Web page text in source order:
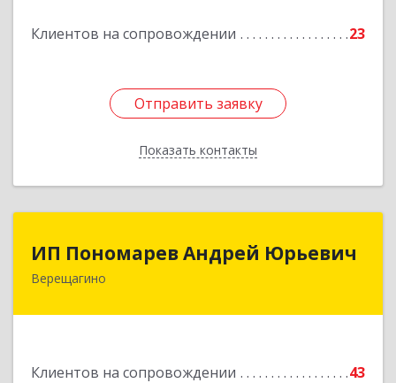
Клиентов на сопровождении 23
Отправить заявку
Показать контакты
Подробнее
Отправить заявку
Назад
ИП Пономарев Андрей Юрьевич
Верещагино
Клиентов на сопровождении 43
ИП Пономарев Андрей Юрьевич
617120, Пермский край, Верещагинский р-н,